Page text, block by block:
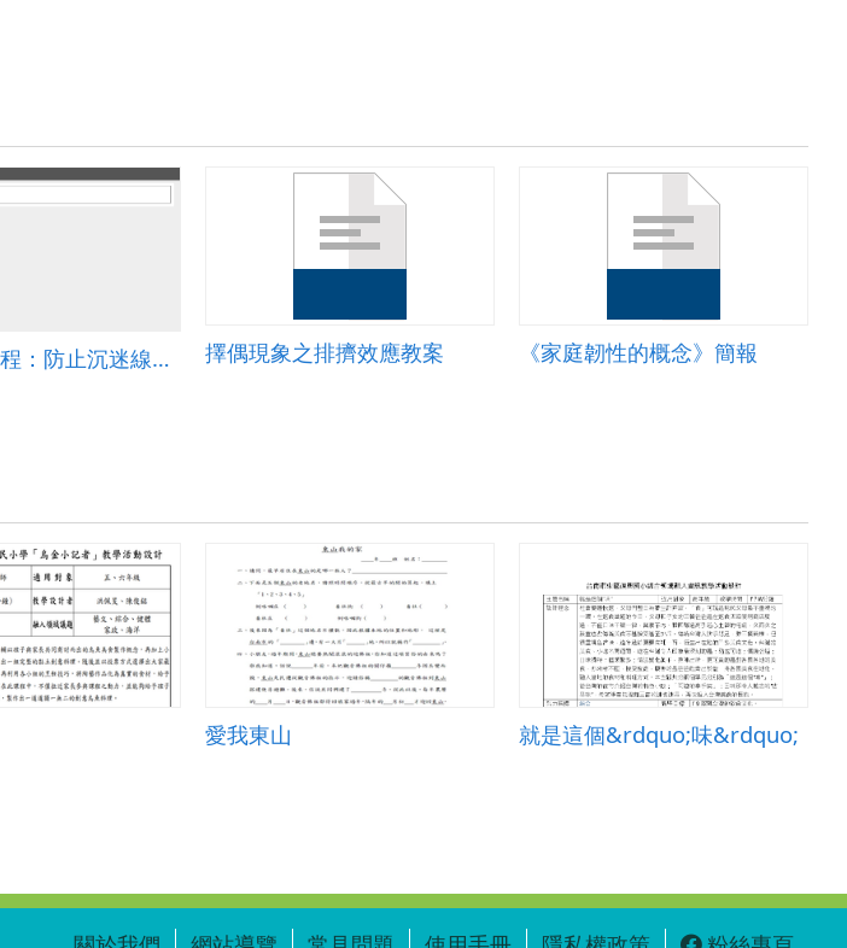
資訊倫理課程：防止沉迷線上遊戲 擇偶現象之排擠效應教案 《家庭韌性的概念》簡報
愛我東山 就是這個&rdquo;味&rdquo;